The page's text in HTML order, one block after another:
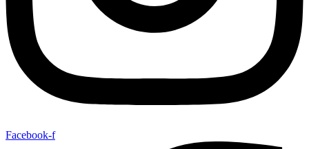
Facebook-f